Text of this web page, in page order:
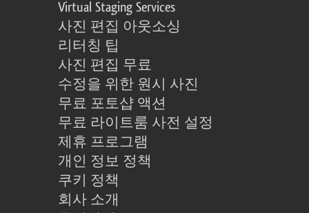
Virtual Staging Services
사진 편집 아웃소싱
리터칭 팁
사진 편집 무료
수정을 위한 원시 사진
무료 포토샵 액션
무료 라이트룸 사전 설정
제휴 프로그램
개인 정보 정책
쿠키 정책
회사 소개